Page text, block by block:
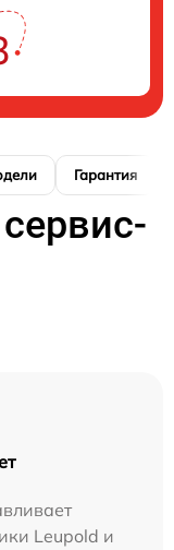
Гарантия
Leupold и